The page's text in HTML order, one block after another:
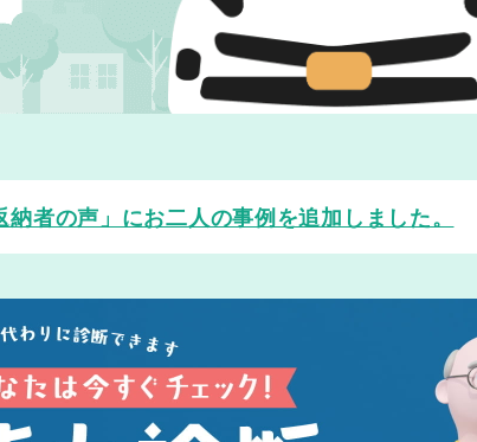
納者の声」にお二人の事例を追加しました。